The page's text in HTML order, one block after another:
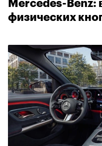
Mercedes-Benz:
физических